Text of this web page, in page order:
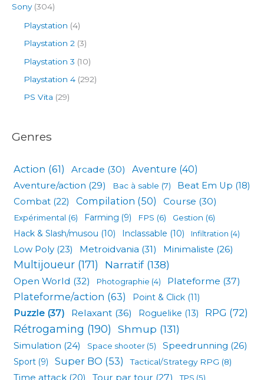
Sony(304)
Playstation (4)
Playstation 2 (3)
Playstation 3 (10)
Playstation 4 (292)
PS Vita (29)
Genres
Action (61) Arcade (30) Aventure (40)
Aventure/action (29) Bac à sable (7) Beat Em Up (18)
Combat (22) Compilation (50) Course (30)
Expérimental (6) Farming (9) FPS (6) Gestion (6)
Hack & Slash/musou (10) Inclassable (10) Infiltration (4)
Low Poly (23) Metroidvania (31) Minimaliste (26)
Multijoueur (171) Narratif(138)
Open World (32) Photographie (4) Plateforme (37)
Plateforme/action (63) Point & Click (11)
Puzzle (37) Relaxant (36) Roguelike (13) RPG (72)
Rétrogaming (190) Shmup (131)
Simulation (24) Space shooter (5) Speedrunning (26)
Sport (9) Super BO (53) Tactical/Strategy RPG (8)
Time attack (20) Tour par tour (27) TPS (5)